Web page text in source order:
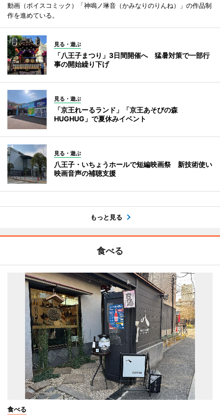
動画（ボイスコミック）「神鳴ノ琳音（かみなりのりんね）」の作品制
作を進めている。
見る・遊ぶ
「八王子まつり」3日間開催へ 猛暑対策で一部行
事の開始繰り下げ
見る・遊ぶ
「京王れーるランド」「京王あそびの森
HUGHUG」で夏休みイベント
見る・遊ぶ
八王子・いちょうホールで短編映画祭 新技術使い
映画音声の補聴支援
もっと見る
食べる
食べる